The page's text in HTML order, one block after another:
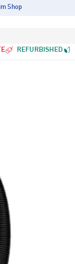
Shop
REFURBISHED